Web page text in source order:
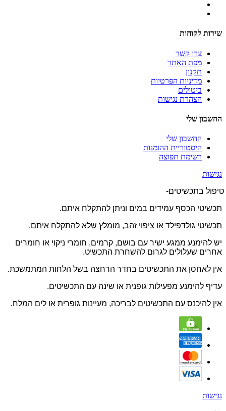
שירות לקוחות
צרו קשר
מפת האתר
תקנון
מדיניות הפרטיות
ביטולים
הצהרת נגישות
החשבון שלי
החשבון שלי
היסטוריית ההזמנות
רשימת תפוצה
נגישות
טיפול בתכשיטים-
תכשיטי הכסף עמידים במים וניתן להתקלח איתם.
תכשיטי גולדפילד או ציפוי זהב, מומלץ שלא להתקלח איתם.
יש להימנע ממגע ישיר עם בושם, קרמים, חומרי ניקוי או חומרים
אחרים שעלולים לגרום להשחרת התכשיט.
אין לאחסן את התכשיטים בחדר הרחצה בשל הלחות המתמשכת.
עדיף להימנע מפעילות גופנית או שינה עם התכשיטים.
אין להיכנס עם התכשיטים לבריכה, מעיינות גופרית או לים המלח.
נגישות